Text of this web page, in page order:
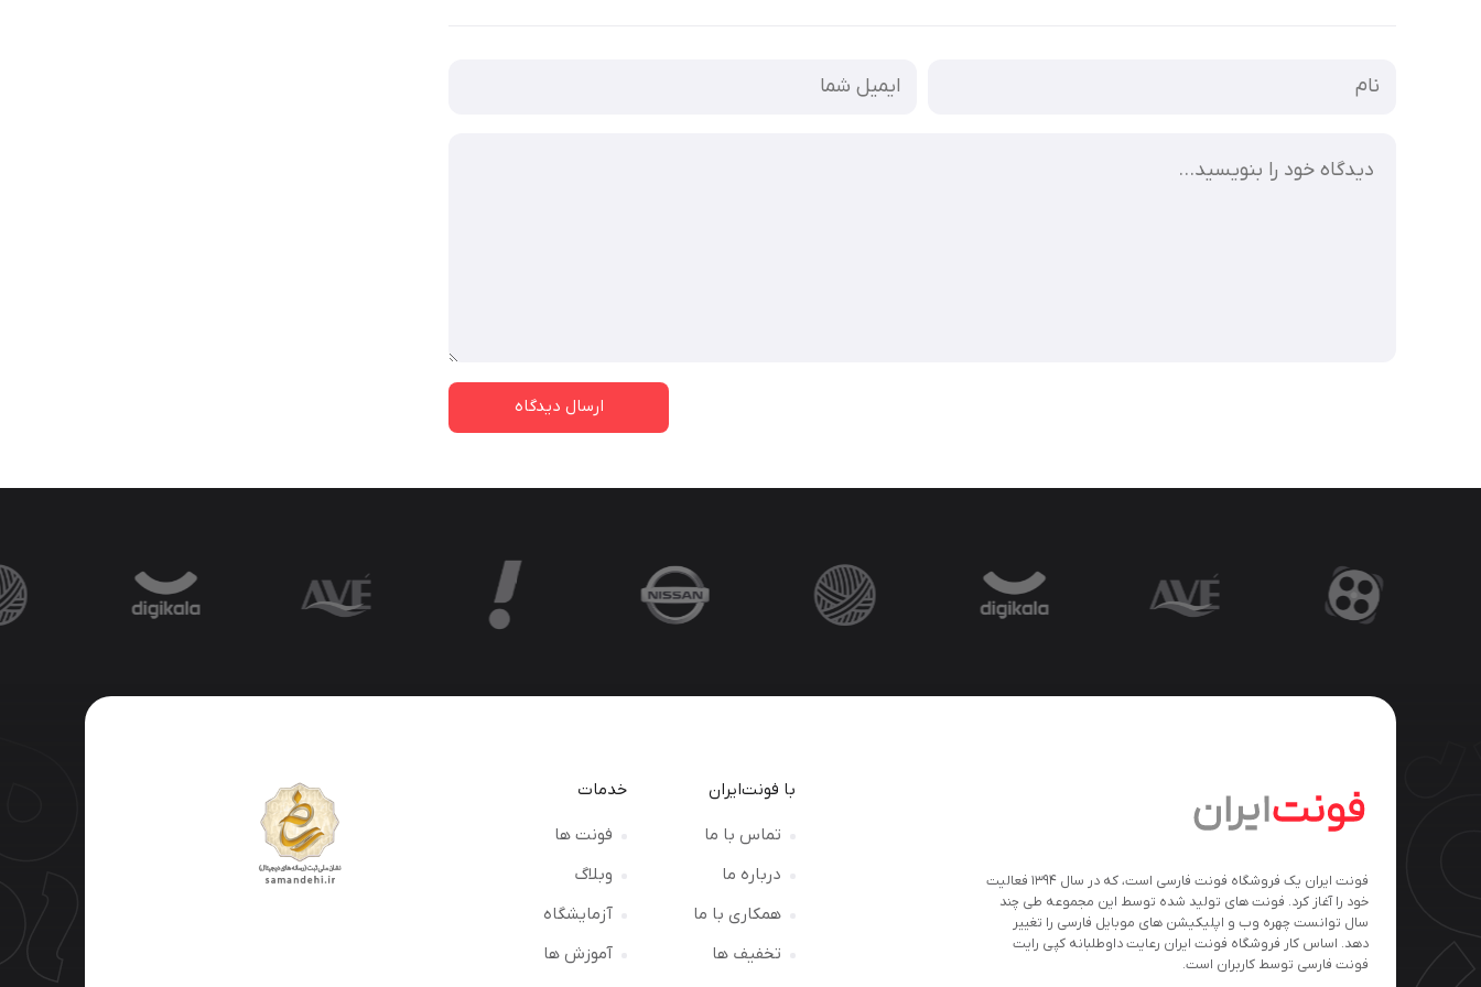
فونت ایران یک فروشگاه فونت فارسی است، که در سال ۱۳۹۴ فعالیت
خود را آغاز کرد. فونت های تولید شده توسط این مجموعه طی چند
سال توانست چهره وب و اپلیکیشن های موبایل فارسی را تغییر
دهد. اساس کار فروشگاه فونت ایران رعایت داوطلبانه کپی رایت
فونت فارسی توسط کاربران است.
با فونت‌ایران
تماس با ما
درباره ما
همکاری با ما
تخفیف ها
خدمات
فونت ها
وبلاگ
آزمایشگاه
آموزش ها